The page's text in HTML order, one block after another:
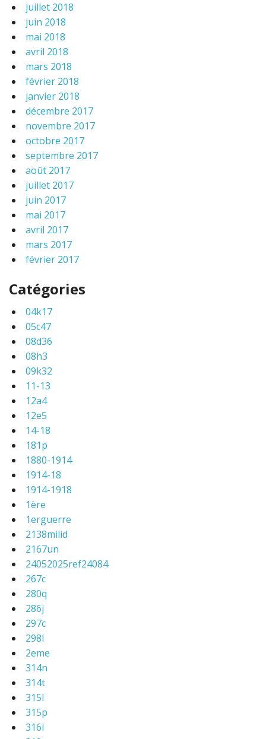
juillet 2018
juin 2018
mai 2018
avril 2018
mars 2018
février 2018
janvier 2018
décembre 2017
novembre 2017
octobre 2017
septembre 2017
août 2017
juillet 2017
juin 2017
mai 2017
avril 2017
mars 2017
février 2017
Catégories
04k17
05c47
08d36
08h3
09k32
11-13
12a4
12e5
14-18
181p
1880-1914
1914-18
1914-1918
1ère
1erguerre
2138milid
2167un
24052025ref24084
267c
280q
286j
297c
298l
2eme
314n
314t
315l
315p
316i